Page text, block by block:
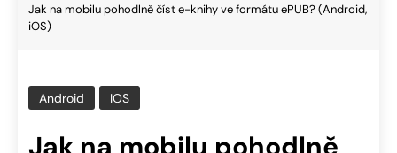
Jak na mobilu pohodlně číst e-knihy ve formátu ePUB? (Android,
iOS)
Android IOS
Jak na mobilu pohodlně